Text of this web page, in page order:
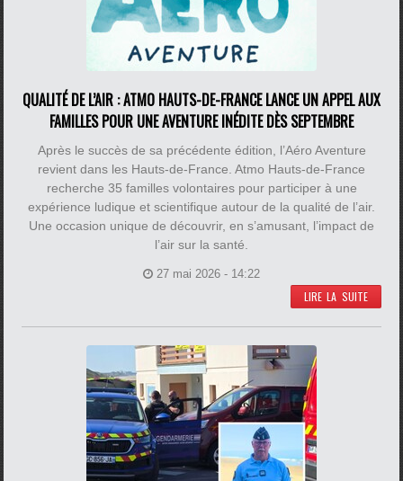
QUALITÉ DE L’AIR : ATMO HAUTS-DE-FRANCE LANCE UN APPEL AUX
FAMILLES POUR UNE AVENTURE INÉDITE DÈS SEPTEMBRE
Après le succès de sa précédente édition, l’Aéro Aventure
revient dans les Hauts-de-France. Atmo Hauts-de-France
recherche 35 familles volontaires pour participer à une
expérience ludique et scientifique autour de la qualité de l’air.
Une occasion unique de découvrir, en s’amusant, l’impact de
l’air sur la santé.
27 mai 2026 - 14:22
LIRE LA SUITE